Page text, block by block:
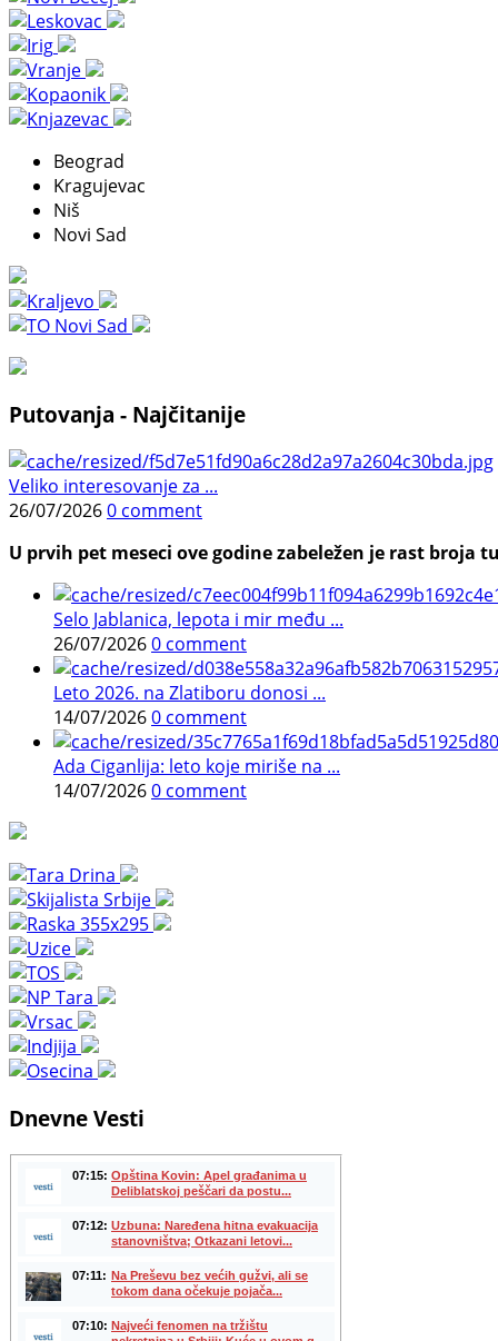
Beograd
Kragujevac
Niš
Novi Sad
Putovanja - Najčitanije
Veliko interesovanje za ...
26/07/20260 comment
U prvih pet meseci ove godine zabeležen je rast
Selo Jablanica, lepota i mir među ...
26/07/20260 comment
Leto 2026. na Zlatiboru donosi ...
14/07/20260 comment
Ada Ciganlija: leto koje miriše na ...
14/07/20260 comment
Dnevne Vesti